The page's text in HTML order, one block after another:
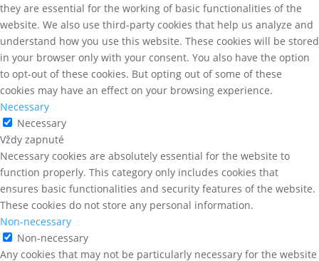
they are essential for the working of basic functionalities of the
website. We also use third-party cookies that help us analyze and
understand how you use this website. These cookies will be stored
in your browser only with your consent. You also have the option
to opt-out of these cookies. But opting out of some of these
cookies may have an effect on your browsing experience.
Necessary
Necessary
Vždy zapnuté
Necessary cookies are absolutely essential for the website to
function properly. This category only includes cookies that
ensures basic functionalities and security features of the website.
These cookies do not store any personal information.
Non-necessary
Non-necessary
Any cookies that may not be particularly necessary for the website